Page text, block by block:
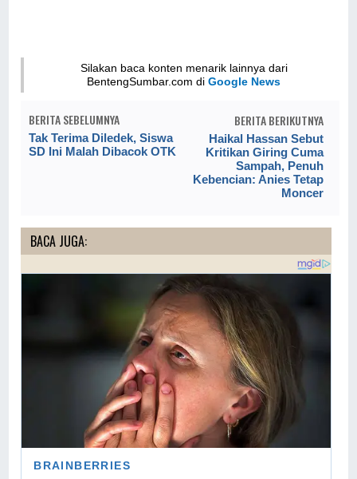
Silakan baca konten menarik lainnya dari
BentengSumbar.com diGoogle News
BERITA SEBELUMNYA
Tak Terima Diledek, Siswa
SD Ini Malah Dibacok OTK
BERITA BERIKUTNYA
Haikal Hassan Sebut
Kritikan Giring Cuma
Sampah, Penuh
Kebencian: Anies Tetap
Moncer
BACA JUGA: